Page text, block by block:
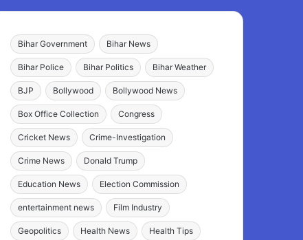
Bihar Government Bihar News
Bihar Police Bihar Politics Bihar Weather
BJP Bollywood Bollywood News
Box Office Collection Congress
Cricket News Crime-Investigation
Crime News Donald Trump
Education News Election Commission
entertainment news Film Industry
Geopolitics Health News Health Tips